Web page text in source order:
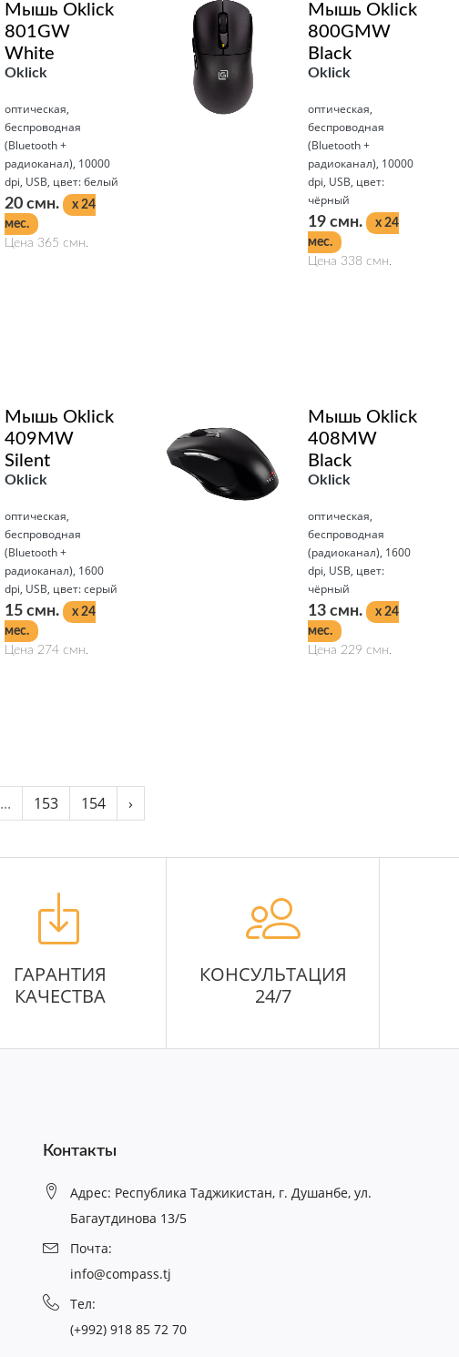
Мышь Oklick
801GW
White
Oklick
оптическая,
беспроводная
(Bluetooth +
радиоканал), 10000
dpi, USB, цвет: белый
20 смн.
x 24
мес.
Цена 365 смн.
Мышь Oklick
800GMW
Black
Oklick
оптическая,
беспроводная
(Bluetooth +
радиоканал), 10000
dpi, USB, цвет:
чёрный
19 смн.
x 24
мес.
Цена 338 смн.
Мышь Oklick
409MW
Silent
Oklick
оптическая,
беспроводная
(Bluetooth +
радиоканал), 1600
dpi, USB, цвет: серый
15 смн.
x 24
мес.
Цена 274 смн.
Мышь Oklick
408MW
Black
Oklick
оптическая,
беспроводная
(радиоканал), 1600
dpi, USB, цвет:
чёрный
13 смн.
x 24
мес.
Цена 229 смн.
... 153 154 ›
ГАРАНТИЯ
КАЧЕСТВА
КОНСУЛЬТАЦИЯ
24/7
Контакты
Адрес: Республика Таджикистан, г. Душанбе, ул.
Багаутдинова 13/5
Почта:
info@compass.tj
Тел:
(+992) 918 85 72 70